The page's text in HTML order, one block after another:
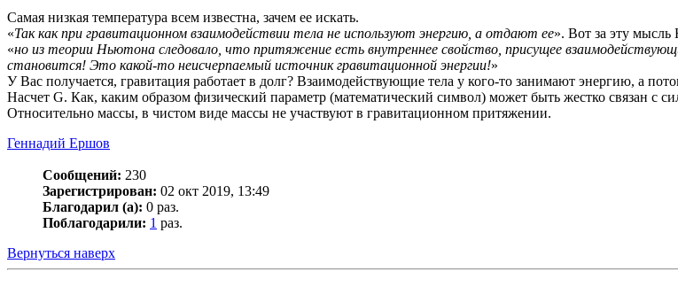
Самая низкая температура всем известна, зачем ее искать.
«Так как при гравитационном взаимодействии тела не используют энергию, а отдают ее». Вот за эту мысль
«но из теории Ньютона следовало, что притяжение есть внутреннее свойство, присущее
становится! Это какой-то неисчерпаемый источник гравитационной энергии!»
У Вас получается, гравитация работает в долг? Взаимодействующие тела у кого-то занимают энергию, а
Насчет G. Как, каким образом физический параметр (математический символ) может быть жестко связан с
Относительно массы, в чистом виде массы не участвуют в гравитационном притяжении.
Геннадий Ершов
Сообщений: 230
Зарегистрирован: 02 окт 2019, 13:49
Благодарил (а): 0 раз.
Поблагодарили: 1 раз.
Вернуться наверх